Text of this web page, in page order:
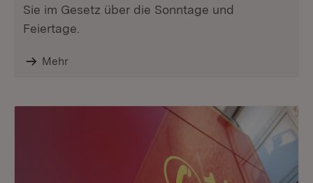
Sie im Gesetz über die Sonntage und
Feiertage.
Mehr